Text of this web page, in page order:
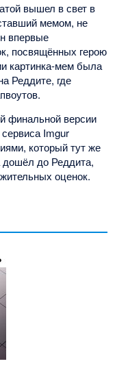
вышел в свет в
мемом, не
впервые
посвящённых герою
картинка-мем была
Реддите, где
финальной версии
сервиса Imgur
который тут же
до Реддита,
оценок.